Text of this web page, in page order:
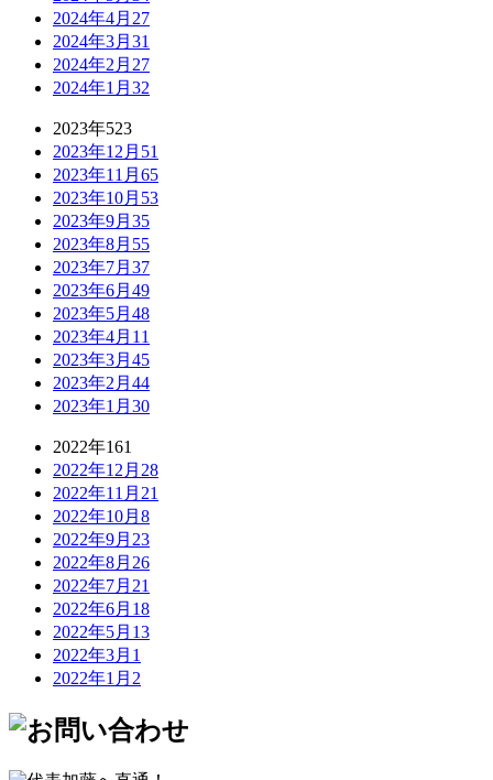
2024年4月 27
2024年3月 31
2024年2月 27
2024年1月 32
2023年523
2023年12月 51
2023年11月 65
2023年10月 53
2023年9月 35
2023年8月 55
2023年7月 37
2023年6月 49
2023年5月 48
2023年4月 11
2023年3月 45
2023年2月 44
2023年1月 30
2022年161
2022年12月 28
2022年11月 21
2022年10月 8
2022年9月 23
2022年8月 26
2022年7月 21
2022年6月 18
2022年5月 13
2022年3月 1
2022年1月 2